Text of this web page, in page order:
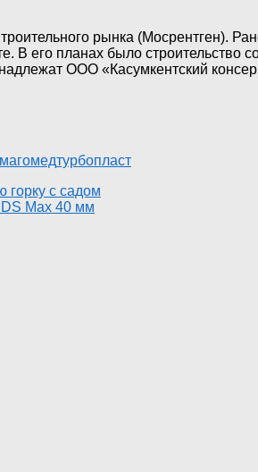
рынка (Мосрентген).
В его планах было строительство
ООО «Касумкентский
турбопласт
горку с садом
Max 40 мм